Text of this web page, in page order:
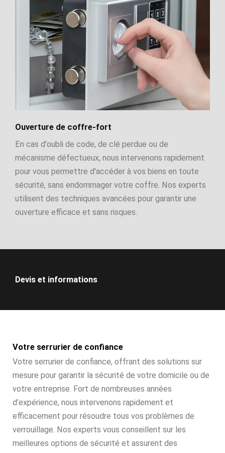
Ouverture de coffre-fort
En cas d'oubli de code, de clé perdue ou de
mécanisme défectueux, nous intervenons rapidement
pour vous permettre d'accéder à vos biens en toute
sécurité, sans endommager votre coffre. Nos experts
utilisent des techniques avancées pour garantir une
ouverture efficace et sans risques.
Devis et informations
Votre serrurier de confiance
Votre serrurier de confiance, offrant des solutions sur
mesure pour garantir la sécurité de votre domicile ou de
votre entreprise. Fort de nombreuses années
d’expérience, nous intervenons rapidement et
efficacement pour résoudre tous vos problèmes de
verrouillage. Nos experts vous conseillent sur les
meilleures options de sécurité et assurent des